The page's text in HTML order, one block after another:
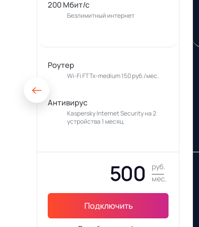
200 Мбит/с
Безлимитный интернет
Роутер
Wi-Fi FTTx-medium 150 руб./мес.
Антивирус
Kaspersky Internet Security на 2
устройства 1 месяц
500
руб.
мес.
Подключить